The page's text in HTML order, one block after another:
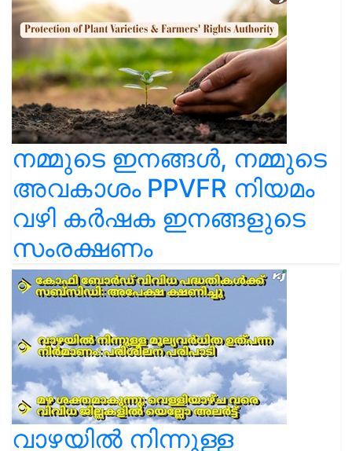
നമ്മുടെ ഇനങ്ങൾ, നമ്മുടെ
അവകാശം PPVFR നിയമം
വഴി കർഷക ഇനങ്ങളുടെ
സംരക്ഷണം
വാഴയിൽ നിന്നുള്ള